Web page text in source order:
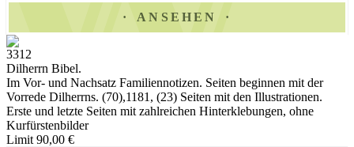
ANSEHEN
3312
Dilherrn Bibel.
Im Vor- und Nachsatz Familiennotizen. Seiten beginnen mit der
Vorrede Dilherrns. (70),1181, (23) Seiten mit den Illustrationen.
Erste und letzte Seiten mit zahlreichen Hinterklebungen, ohne
Kurfürstenbilder
Limit 90,00 €